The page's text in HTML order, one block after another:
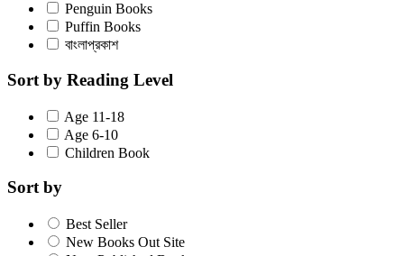
Penguin Books
Puffin Books
বাংলাপ্রকাশ
Sort by Reading Level
Age 11-18
Age 6-10
Children Book
Sort by
Best Seller
New Books Out Site